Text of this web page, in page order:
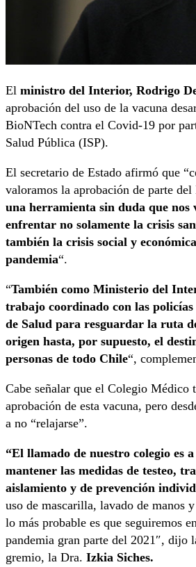
El ministro del Interior, Rodrigo
aprobación del uso de la vacuna
BioNTech contra el Covid-19 por
Salud Pública (ISP).
El secretario de Estado afirmó que
valoramos la aprobación de parte del
una herramienta sin duda que
enfrentar no solamente la crisis
también la crisis social y
pandemia“.
“También como Ministerio del
trabajo coordinado con las
de Salud para resguardar la ruta
origen hasta, por supuesto, el
personas de todo Chile“,
Cabe señalar que el Colegio Médico
aprobación de esta vacuna, pero
a no “relajarse”.
“El llamado de nuestro colegio es
mantener las medidas de testeo,
aislamiento y de prevención
uso de mascarilla, lavado de manos
lo más probable es que seguiremos
pandemia gran parte del 2021″, dijo
gremio, la Dra. Izkia Siches.